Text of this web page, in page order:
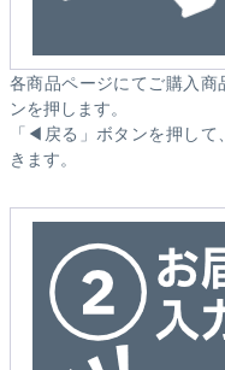
各商品ページにてご購入
ンを押します。
「◀戻る」ボタンを押し
きます。